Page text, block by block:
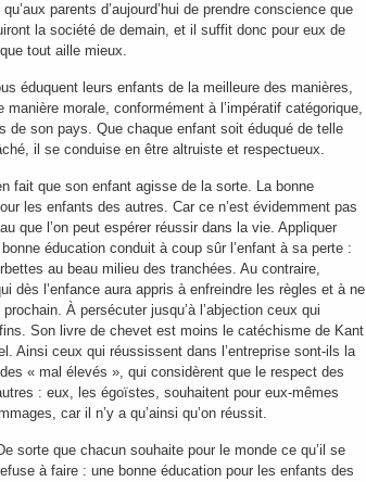
parents d’aujourd’hui de prendre conscience que
la société de demain, et il suffit donc pour eux de
tout aille mieux.
éduquent leurs enfants de la meilleure des manières,
morale, conformément à l’impératif catégorique,
de son pays. Que chaque enfant soit éduqué de telle
il se conduise en être altruiste et respectueux.
fait que son enfant agisse de la sorte. La bonne
les enfants des autres. Car ce n’est évidemment pas
que l’on peut espérer réussir dans la vie. Appliquer
éducation conduit à coup sûr l’enfant à sa perte :
au beau milieu des tranchées. Au contraire,
dès l’enfance aura appris à enfreindre les règles et à ne
À persécuter jusqu’à l’abjection ceux qui
Son livre de chevet est moins le catéchisme de Kant
Ainsi ceux qui réussissent dans l’entreprise sont-ils la
« mal élevés », qui considèrent que le respect des
: eux, les égoïstes, souhaitent pour eux-mêmes
car il n’y a qu’ainsi qu’on réussit.
sorte que chacun souhaite pour le monde ce qu’il se
à faire : une bonne éducation pour les enfants des